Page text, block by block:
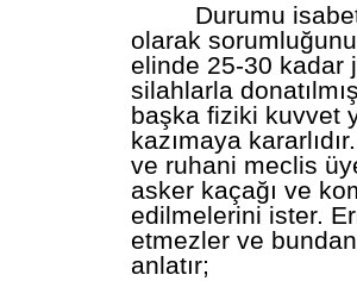
Durumu
olarak
elinde 25-30 kadar
silahlarla
başka fiziki kuvvet
kazımaya
ve ruhani meclis
asker kaçağı ve
edilmelerini ister.
etmezler ve
anlatır;